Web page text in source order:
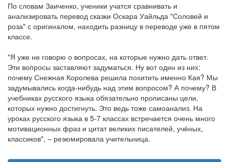
По словам Заиченко, ученики учатся сравнивать и
анализировать перевод сказки Оскара Уайльда "Соловей и
роза" с оригиналом, находить разницу в переводе уже в пятом
классе.
"Я уже не говорю о вопросах, на которые нужно дать ответ.
Эти вопросы заставляют задуматься. Ну вот один из них:
почему Снежная Королева решила похитить именно Кая? Мы
задумывались когда-нибудь над этим вопросом? А почему? В
учебниках русского языка обязательно прописаны цели,
которых нужно достигнуть. Это ведь тоже самоанализ. На
уроках русского языка в 5-7 классах встречается очень много
мотивационных фраз и цитат великих писателей, учёных,
классиков", – резюмировала учительница.